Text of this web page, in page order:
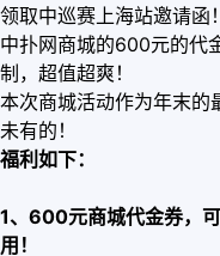
领取中巡赛上海站邀请函
中扑网商城的600元的代
制，超值超爽！
本次商城活动作为年末的
未有的！
福利如下：
1、600元商城代金券，
用！